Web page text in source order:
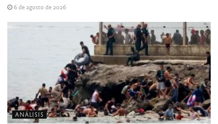
6 de agosto de 2026
ANÁLISIS